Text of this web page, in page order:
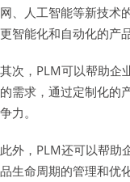
网、人工智能等新技术
更智能化和自动化的产
其次，PLM可以帮助企
的需求，通过定制化的
争力。
此外，PLM还可以帮助
品生命周期的管理和优